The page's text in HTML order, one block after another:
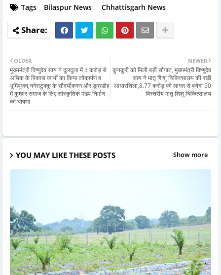
Tags Bilaspur News Chhattisgarh News
NEWER
कुनकुरी को मिली बड़ी सौगात, मुख्यमंत्री विष्णुदेव
साय ने मातृ शिशु चिकित्सालय की रखी
आधारशिला,8.77 करोड़ की लागत से बनेगा 50
बिस्तरीय मातृ शिशु चिकित्सालय
OLDER
मुख्यमंत्री विष्णुदेव साय ने दुलदुला में 3 करोड़ से
अधिक के विकास कार्यों का किया लोकार्पण व
भूमिपूजन,नगेराटुक्कू के सौंदर्यीकरण और डूमरडीह
में कुम्हार समाज के लिए सांस्कृतिक मंडप निर्माण
की घोषणा
YOU MAY LIKE THESE POSTS Show more